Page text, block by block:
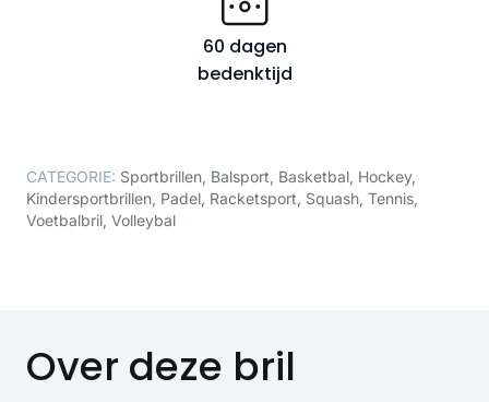
60 dagen
bedenktijd
CATEGORIE: Sportbrillen, Balsport, Basketbal, Hockey,
Kindersportbrillen, Padel, Racketsport, Squash, Tennis,
Voetbalbril, Volleybal
Over deze bril